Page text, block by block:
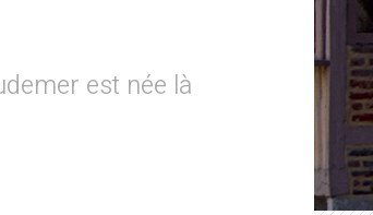
est née là